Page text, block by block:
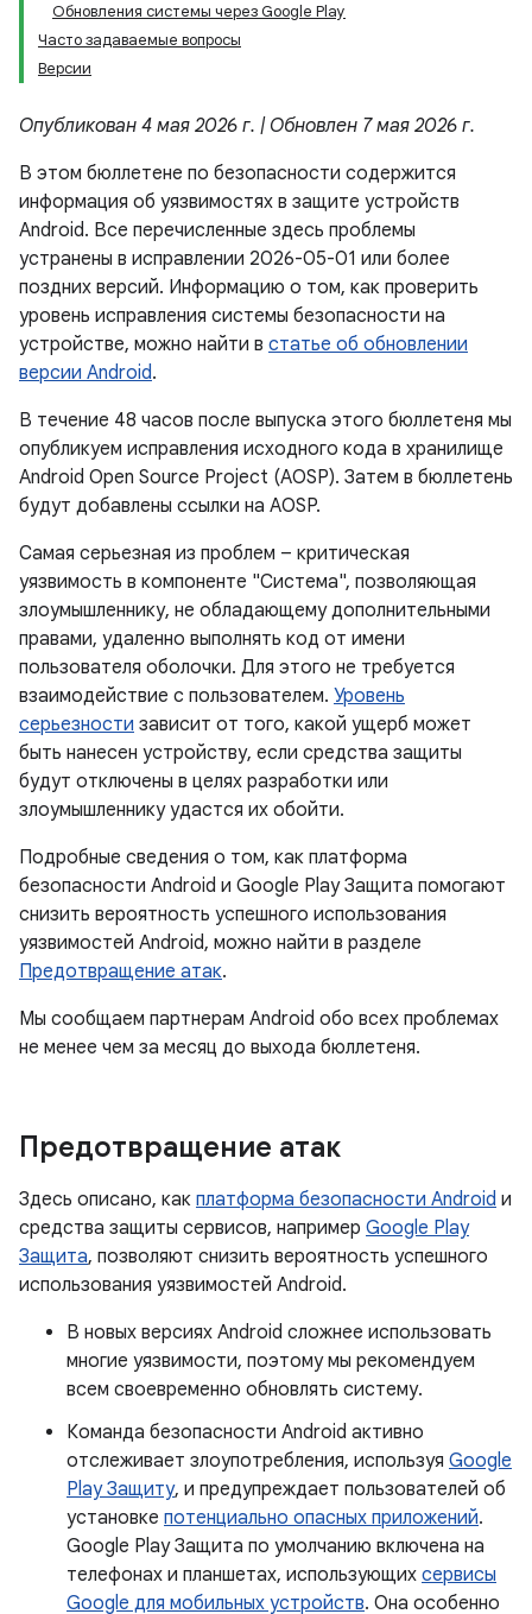
Обновления системы через Google Play
Часто задаваемые вопросы
Версии
Опубликован 4 мая 2026 г. | Обновлен 7 мая 2026 г.
В этом бюллетене по безопасности содержится
информация об уязвимостях в защите устройств
Android. Все перечисленные здесь проблемы
устранены в исправлении 2026-05-01 или более
поздних версий. Информацию о том, как проверить
уровень исправления системы безопасности на
устройстве, можно найти в статье об обновлении
версии Android.
В течение 48 часов после выпуска этого бюллетеня мы
опубликуем исправления исходного кода в хранилище
Android Open Source Project (AOSP). Затем в бюллетень
будут добавлены ссылки на AOSP.
Самая серьезная из проблем – критическая
уязвимость в компоненте "Система", позволяющая
злоумышленнику, не обладающему дополнительными
правами, удаленно выполнять код от имени
пользователя оболочки. Для этого не требуется
взаимодействие с пользователем. Уровень
серьезности зависит от того, какой ущерб может
быть нанесен устройству, если средства защиты
будут отключены в целях разработки или
злоумышленнику удастся их обойти.
Подробные сведения о том, как платформа
безопасности Android и Google Play Защита помогают
снизить вероятность успешного использования
уязвимостей Android, можно найти в разделе
Предотвращение атак.
Мы сообщаем партнерам Android обо всех проблемах
не менее чем за месяц до выхода бюллетеня.
Предотвращение атак
Здесь описано, как платформа безопасности Android и
средства защиты сервисов, например Google Play
Защита, позволяют снизить вероятность успешного
использования уязвимостей Android.
В новых версиях Android сложнее использовать
многие уязвимости, поэтому мы рекомендуем
всем своевременно обновлять систему.
Команда безопасности Android активно
отслеживает злоупотребления, используя Google
Play Защиту, и предупреждает пользователей об
установке потенциально опасных приложений.
Google Play Защита по умолчанию включена на
телефонах и планшетах, использующих сервисы
Google для мобильных устройств. Она особенно